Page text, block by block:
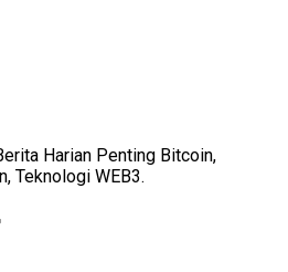
Harian Penting Bitcoin,
Teknologi WEB3.